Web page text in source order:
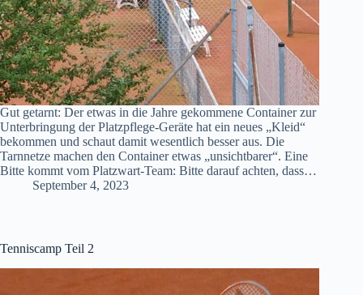
Gut getarnt: Der etwas in die Jahre gekommene Container zur
Unterbringung der Platzpflege-Geräte hat ein neues „Kleid“
bekommen und schaut damit wesentlich besser aus. Die
Tarnnetze machen den Container etwas „unsichtbarer“. Eine
Bitte kommt vom Platzwart-Team: Bitte darauf achten, dass…
September 4, 2023
Tenniscamp Teil 2